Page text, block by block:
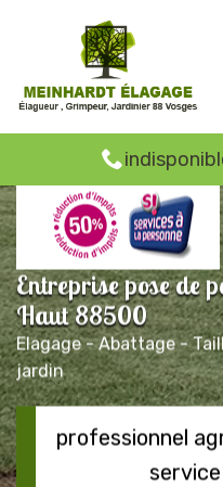
Entreprise pose de
Haut 88500
Elagage - Abattage -
jardin
professionnel